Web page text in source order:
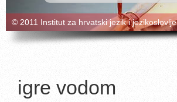
© 2011 Institut za hrvatski jezik i jezikoslovlje
igre vodom